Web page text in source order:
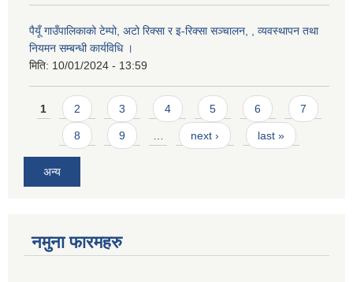
पैयूँ गाउँपालिकाको टेम्पो, अटो रिक्सा र इ-रिक्सा सञ्चालन, , व्यवस्थापन तथा
नियमन सम्बन्धी कार्यविधि ।
मिति: 10/01/2024 - 13:59
Pages
1 2 3 4 5 6 7
8 9 next › last »
अन्य
नमुना फारमहरु